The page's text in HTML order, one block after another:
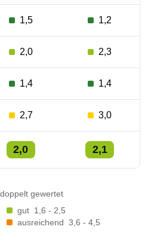
1,5 1,2
2,0 2,3
1,4 1,4
2,7 3,0
2,0 2,1
gewertet
gut 1,6 - 2,5
ausreichend 3,6 - 4,5